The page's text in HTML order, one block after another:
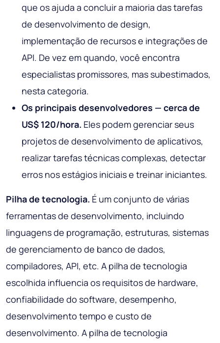
que os ajuda a concluir a maioria das tarefas
de desenvolvimento de design,
implementação de recursos e integrações de
API. De vez em quando, você encontra
especialistas promissores, mas subestimados,
nesta categoria.
Os principais desenvolvedores — cerca de
US$ 120/hora. Eles podem gerenciar seus
projetos de desenvolvimento de aplicativos,
realizar tarefas técnicas complexas, detectar
erros nos estágios iniciais e treinar iniciantes.
Pilha de tecnologia. É um conjunto de várias
ferramentas de desenvolvimento, incluindo
linguagens de programação, estruturas, sistemas
de gerenciamento de banco de dados,
compiladores, API, etc. A pilha de tecnologia
escolhida influencia os requisitos de hardware,
confiabilidade do software, desempenho,
desenvolvimento tempo e custo de
desenvolvimento. A pilha de tecnologia